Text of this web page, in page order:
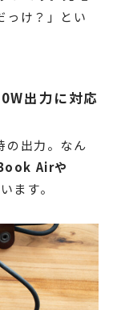
っけ？」とい
出力に対応
の出力。なん
Airや
ます。